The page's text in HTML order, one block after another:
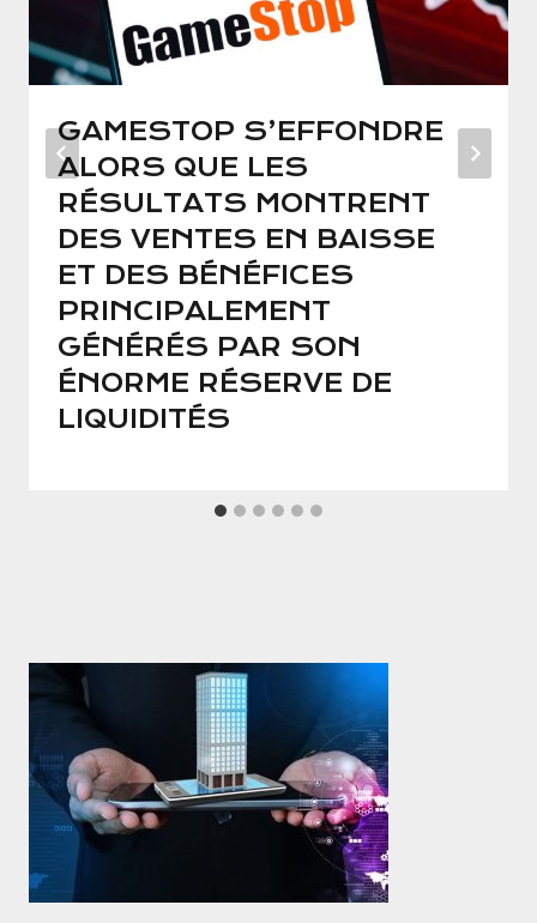
GAMESTOP S’EFFONDRE
ALORS QUE LES
RÉSULTATS MONTRENT
DES VENTES EN BAISSE
ET DES BÉNÉFICES
PRINCIPALEMENT
GÉNÉRÉS PAR SON
ÉNORME RÉSERVE DE
LIQUIDITÉS